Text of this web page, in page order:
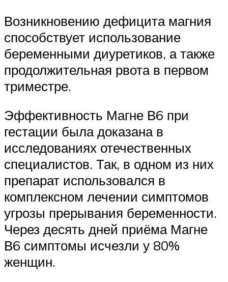
Возникновению дефицита магния
способствует использование
беременными диуретиков, а также
продолжительная рвота в первом
триместре.
Эффективность Магне В6 при
гестации была доказана в
исследованиях отечественных
специалистов. Так, в одном из них
препарат использовался в
комплексном лечении симптомов
угрозы прерывания беременности.
Через десять дней приёма Магне
В6 симптомы исчезли у 80%
женщин.